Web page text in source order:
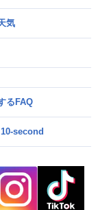
気
るFAQ
second